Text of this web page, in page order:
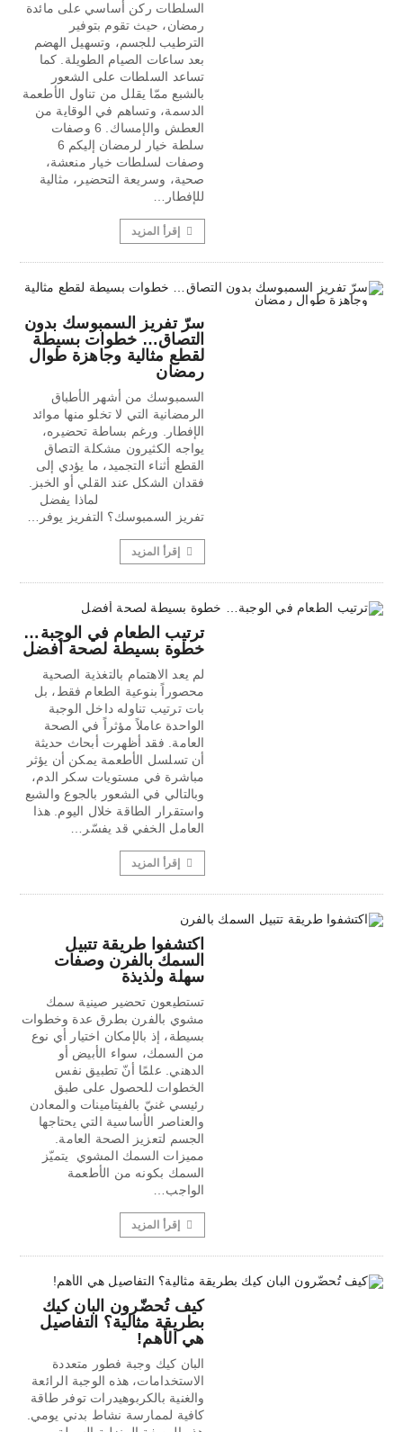
السلطات ركن أساسي على مائدة
رمضان، حيث تقوم بتوفير
الترطيب للجسم، وتسهيل الهضم
بعد ساعات الصيام الطويلة. كما
تساعد السلطات على الشعور
بالشبع ممّا يقلل من تناول الأطعمة
الدسمة، وتساهم في الوقاية من
العطش والإمساك. 6 وصفات
سلطة خيار لرمضان إليكم 6
وصفات لسلطات خيار منعشة،
صحية، وسريعة التحضير، مثالية
للإفطار…
إقرأ المزيد
سرّ تفريز السمبوسك بدون
التصاق… خطوات بسيطة
لقطع مثالية وجاهزة طوال
رمضان
السمبوسك من أشهر الأطباق
الرمضانية التي لا تخلو منها موائد
الإفطار. ورغم بساطة تحضيره،
يواجه الكثيرون مشكلة التصاق
القطع أثناء التجميد، ما يؤدي إلى
فقدان الشكل عند القلي أو الخبز.
لماذا يفضل
تفريز السمبوسك؟ التفريز يوفر…
إقرأ المزيد
ترتيب الطعام في الوجبة…
خطوة بسيطة لصحة أفضل
لم يعد الاهتمام بالتغذية الصحية
محصوراً بنوعية الطعام فقط، بل
بات ترتيب تناوله داخل الوجبة
الواحدة عاملاً مؤثراً في الصحة
العامة. فقد أظهرت أبحاث حديثة
أن تسلسل الأطعمة يمكن أن يؤثر
مباشرة في مستويات سكر الدم،
وبالتالي في الشعور بالجوع والشبع
واستقرار الطاقة خلال اليوم. هذا
العامل الخفي قد يفسّر…
إقرأ المزيد
اكتشفوا طريقة تتبيل
السمك بالفرن وصفات
سهلة ولذيذة
تستطيعون تحضير صينية سمك
مشوي بالفرن بطرق عدة وخطوات
بسيطة، إذ بالإمكان اختيار أي نوع
من السمك، سواء الأبيض أو
الدهني. علمًا أنّ تطبيق نفس
الخطوات للحصول على طبق
رئيسي غنيّ بالفيتامينات والمعادن
والعناصر الأساسية التي يحتاجها
الجسم لتعزيز الصحة العامة.
مميزات السمك المشوي يتميّز
السمك بكونه من الأطعمة
الواجب…
إقرأ المزيد
كيف تُحضّرون البان كيك
بطريقة مثالية؟ التفاصيل
هي الأهم!
البان كيك وجبة فطور متعددة
الاستخدامات، هذه الوجبة الرائعة
والغنية بالكربوهيدرات توفر طاقة
كافية لممارسة نشاط بدني يومي.